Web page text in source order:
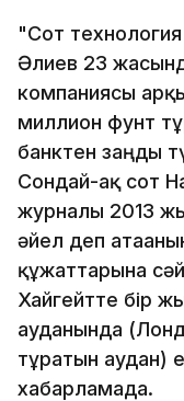
"Сот технология
Әлиев 23
компаниясы
миллион фунт
банктен заңды
Сондай-ақ сот
журналы 2013
әйел деп
құжаттарына
Хайгейтте бір
ауданында
тұратын аудан)
хабарламада.